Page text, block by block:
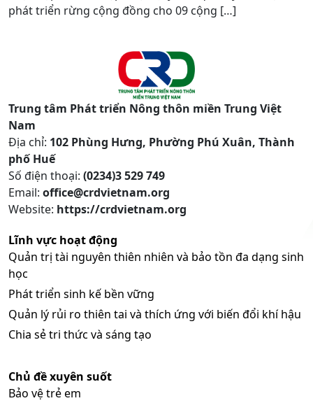
phát triển rừng cộng đồng cho 09 cộng […]
Trung tâm Phát triển Nông thôn miền Trung Việt
Nam
Địa chỉ: 102 Phùng Hưng, Phường Phú Xuân, Thành
phố Huế
Số điện thoại: (0234)3 529 749
Email: office@crdvietnam.org
Website: https://crdvietnam.org
Lĩnh vực hoạt động
Quản trị tài nguyên thiên nhiên và bảo tồn đa dạng sinh
học
Phát triển sinh kế bền vững
Quản lý rủi ro thiên tai và thích ứng với biến đổi khí hậu
Chia sẻ tri thức và sáng tạo
Chủ đề xuyên suốt
Bảo vệ trẻ em